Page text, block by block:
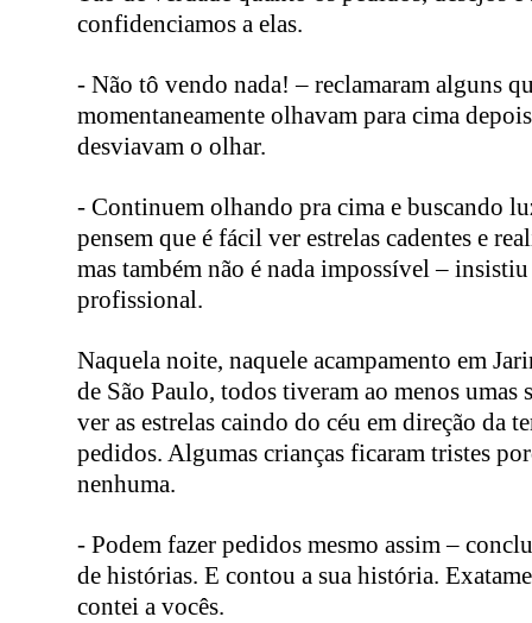
confidenciamos a elas.
- Não tô vendo nada! – reclamaram alguns
momentaneamente olhavam para cima
desviavam o olhar.
- Continuem olhando pra cima e buscando
pensem que é fácil ver estrelas cadentes e
mas também não é nada impossível –
profissional.
Naquela noite, naquele acampamento em
de São Paulo, todos tiveram ao menos umas
ver as estrelas caindo do céu em direção da
pedidos. Algumas crianças ficaram tristes
nenhuma.
- Podem fazer pedidos mesmo assim –
de histórias. E contou a sua história.
contei a vocês.